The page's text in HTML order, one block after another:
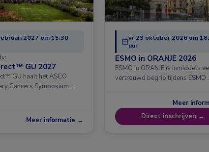
2027 om 15:30
GU 2027
GU haalt het ASCO
Cancers Symposium …
Meer informatie →
vr 23 oktober 2026 om
uur
ESMO in ORANJE 2026
ESMO in ORANJE is inmiddels
vertrouwd begrip tijdens ESMO
Meer
Direct inschrijven →